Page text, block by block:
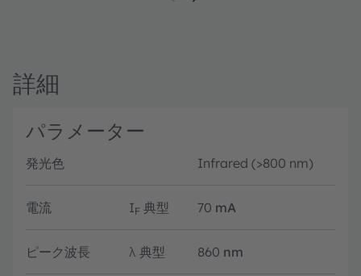
詳細
パラメーター
発光色 Infrared (>800 nm)
電流 IF 典型 70 mA
ピーク波長 λ 典型 860 nm